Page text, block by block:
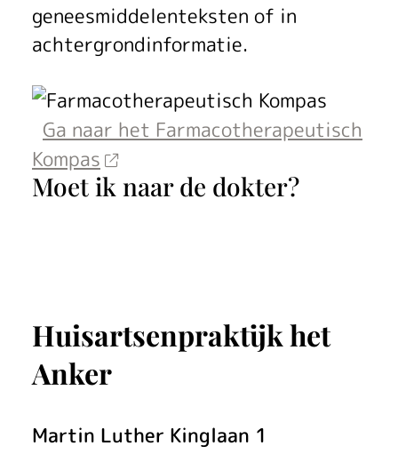
u
t
i
s
c
o
m
p
a
geneesmiddelenteksten of in
achtergrondinformatie.
Ga naar het Farmacotherapeutisch
Kompas
Moet ik naar de dokter?
Huisartsenpraktijk het
Anker
Martin Luther Kinglaan 1